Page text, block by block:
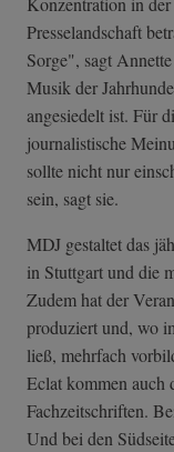
Presselandschaft
Sorge", sagt
Musik der
angesiedelt ist. Für
journalistische
sollte nicht nur
sein, sagt sie.
MDJ gestaltet das
in Stuttgart und die
Zudem hat der
produziert und, wo
ließ, mehrfach
Eclat kommen auch
Fachzeitschriften.
Und bei den